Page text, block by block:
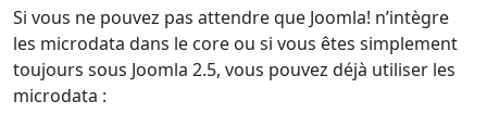
Si vous ne pouvez pas attendre que Joomla! n’intègre
les microdata dans le core ou si vous êtes simplement
toujours sous Joomla 2.5, vous pouvez déjà utiliser les
microdata :